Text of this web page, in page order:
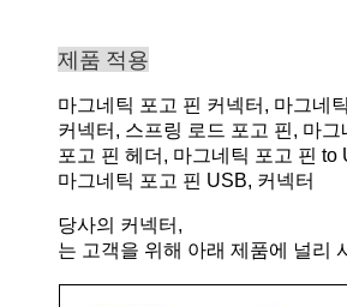
제품 적용
마그네틱 포고 핀 커넥터, 마그네
커넥터, 스프링 로드 포고 핀, 마
포고 핀 헤더, 마그네틱 포고 핀
마그네틱 포고 핀 USB, 커넥터
당사의 커넥터,
는 고객을 위해 아래 제품에 널리